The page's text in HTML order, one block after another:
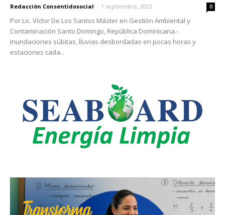
Redacción Consentidosocial - 1 septiembre, 2025 0
Por Lic. Víctor De Los Santos Máster en Gestión Ambiental y
Contaminación Santo Domingo, República Dominicana.-
Inundaciones súbitas, lluvias desbordadas en pocas horas y
estaciones cada...